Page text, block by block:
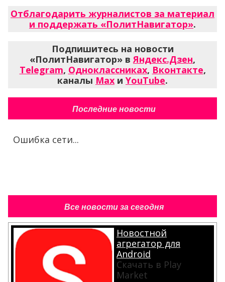
Отблагодарить журналистов за материал
и поддержать «ПолитНавигатор».
Подпишитесь на новости
«ПолитНавигатор» вЯндекс.Дзен,
Telegram, Одноклассниках, Вконтакте,
каналы Max и YouTube.
Последние новости
Ошибка сети...
Все новости за сегодня
Новостной
агрегатор для
Android
Скачать в Play
Market